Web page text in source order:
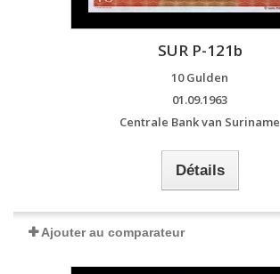
SUR P-121b
10 Gulden
01.09.1963
Centrale Bank van Suriname
Détails
Ajouter au comparateur